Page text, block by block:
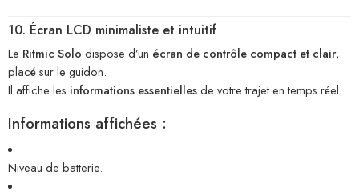
10. Écran LCD minimaliste et intuitif
Le Ritmic Solo dispose d’un écran de contrôle compact et clair,
placé sur le guidon.
Il affiche les informations essentiellesde votre trajet en temps réel.
Informations affichées :
Niveau de batterie.